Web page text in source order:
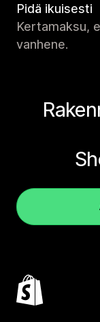
Pidä ikuisesti
Kertamaksu,
vanhene.